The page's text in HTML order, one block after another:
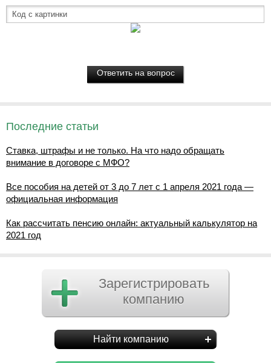
Последние статьи
Ставка, штрафы и не только. На что надо обращать
внимание в договоре с МФО?
Все пособия на детей от 3 до 7 лет с 1 апреля 2021 года —
официальная информация
Как рассчитать пенсию онлайн: актуальный калькулятор на
2021 год
Зарегистрировать
компанию
Найти компанию